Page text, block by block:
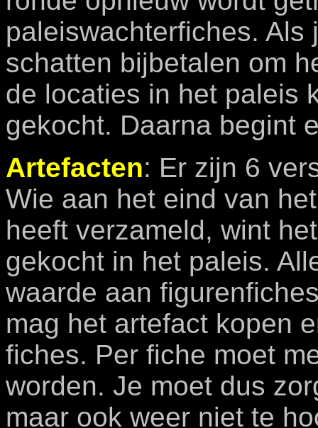
paleiswachterfiches.
schatten bijbetalen om
de locaties in het paleis
gekocht. Daarna begint
Artefacten: Er zijn 6
Wie aan het eind van
heeft verzameld, wint
gekocht in het paleis.
waarde aan
mag het artefact kopen
fiches. Per fiche moet
worden. Je moet dus
maar ook weer niet te